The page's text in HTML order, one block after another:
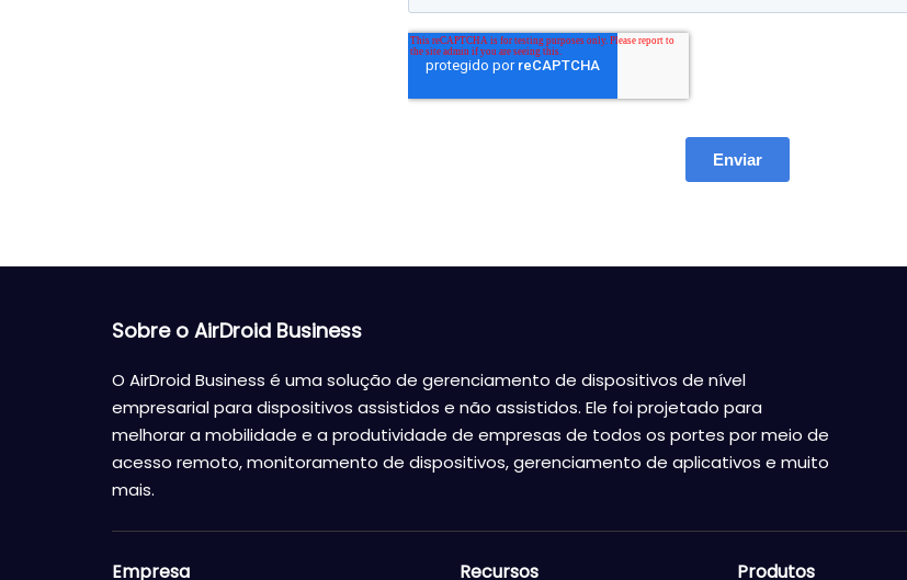
Sobre o AirDroid Business
O AirDroid Business é uma solução de gerenciamento de dispositivos de nível
empresarial para dispositivos assistidos e não assistidos. Ele foi projetado para
melhorar a mobilidade e a produtividade de empresas de todos os portes por meio de
acesso remoto, monitoramento de dispositivos, gerenciamento de aplicativos e muito
mais.
Empresa Recursos Produtos